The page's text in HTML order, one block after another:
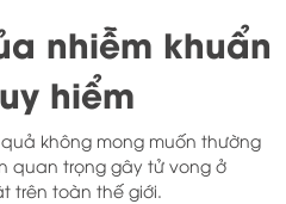
nhiễm khuẩn
hiểm
không mong muốn thường
quan trọng gây tử vong ở
trên toàn thế giới.